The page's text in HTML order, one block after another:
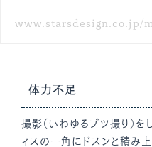
www.starsdesign.co.jp/
体力不足
撮影（いわゆるブツ撮り）
ィスの一角にドスンと積み上